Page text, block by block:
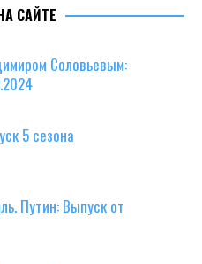
САЙТЕ
Соловьевым:
5 сезона
Путин: Выпуск от